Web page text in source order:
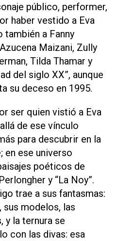
público, performer,
haber vestido a Eva
también a Fanny
Maizani, Zully
Tilda Thamar y
del siglo XX”, aunque
su deceso en 1995.
ser quien vistió a Eva
de ese vínculo
para descubrir en la
en ese universo
poéticos de
y “La Noy”.
trae a sus fantasmas:
sus modelos, las
y la ternura se
con las divas: esa